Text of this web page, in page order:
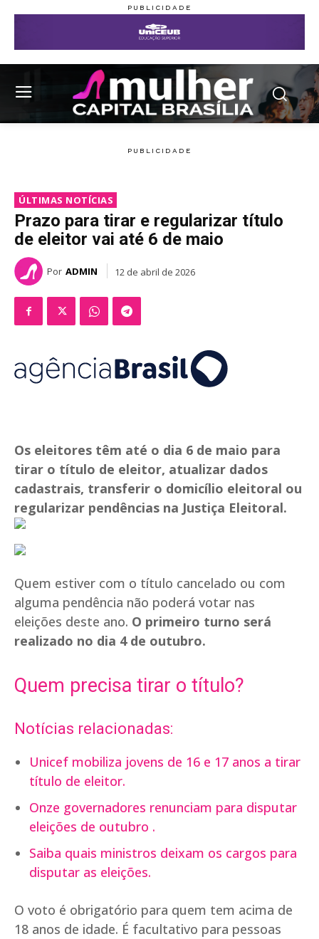
ÚLTIMAS NOTÍCIAS
Prazo para tirar e regularizar título
de eleitor vai até 6 de maio
Por ADMIN 12 de abril de 2026
Os eleitores têm até o dia 6 de maio para
tirar o título de eleitor, atualizar dados
cadastrais, transferir o domicílio eleitoral ou
regularizar pendências na Justiça Eleitoral.
Quem estiver com o título cancelado ou com
alguma pendência não poderá votar nas
eleições deste ano. O primeiro turno será
realizado no dia 4 de outubro.
Quem precisa tirar o título?
Notícias relacionadas:
Unicef mobiliza jovens de 16 e 17 anos a tirar
título de eleitor.
Onze governadores renunciam para disputar
eleições de outubro .
Saiba quais ministros deixam os cargos para
disputar as eleições.
O voto é obrigatório para quem tem acima de
18 anos de idade. É facultativo para pessoas